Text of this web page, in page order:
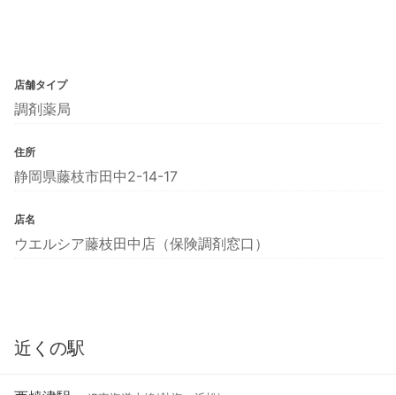
店舗タイプ
調剤薬局
住所
静岡県藤枝市田中2-14-17
店名
ウエルシア藤枝田中店（保険調剤窓口）
近くの駅